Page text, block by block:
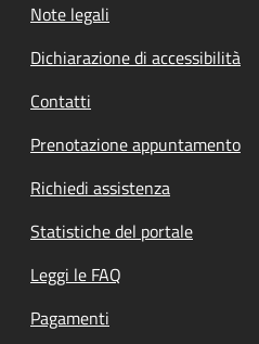
Note legali
Dichiarazione di accessibilità
Contatti
Prenotazione appuntamento
Richiedi assistenza
Statistiche del portale
Leggi le FAQ
Pagamenti